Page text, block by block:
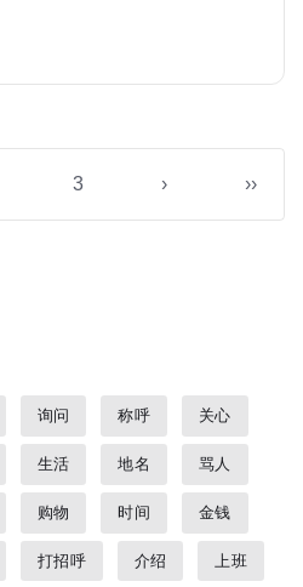
3 › ››
询问 称呼 关心
生活 地名 骂人
购物 时间 金钱
打招呼 介绍 上班